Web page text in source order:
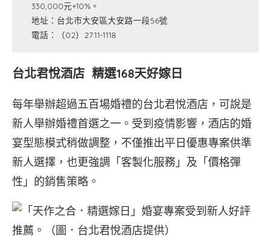
330,000元+10%。
地址：台北市大安區大安路一段56號
電話：（02）2711-1118
台北君悅酒店 精選168天好嫁日
每年舉辦超過五百場婚禮的台北君悅酒店，可說是
新人舉辦婚禮首選之一。受到疫情影響，酒店的婚
宴型態模式稍做調整，不僅推出平日優惠專案供準
新人選擇，也更強調「客製化服務」及「價格彈
性」的銷售策略。